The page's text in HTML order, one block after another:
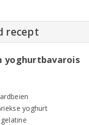
recept
yoghurtbavarois
yoghurt